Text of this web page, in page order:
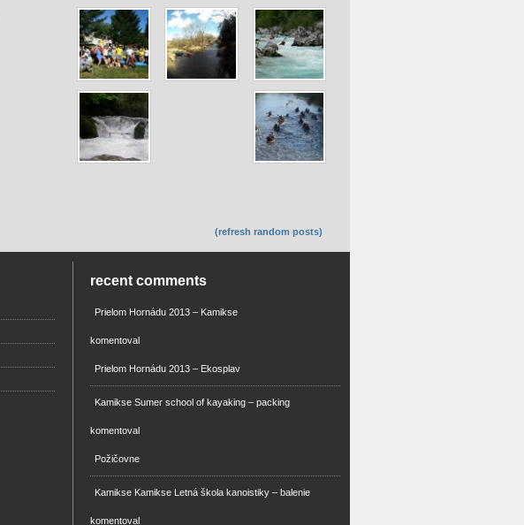
(refresh random posts)
recent comments
Prielom Hornádu 2013 – Kamikse
komentoval
Prielom Hornádu 2013 – Ekosplav
Kamikse Sumer school of kayaking – packing
komentoval
Požičovne
Kamikse Kamikse Letná škola kanoistiky – balenie
komentoval